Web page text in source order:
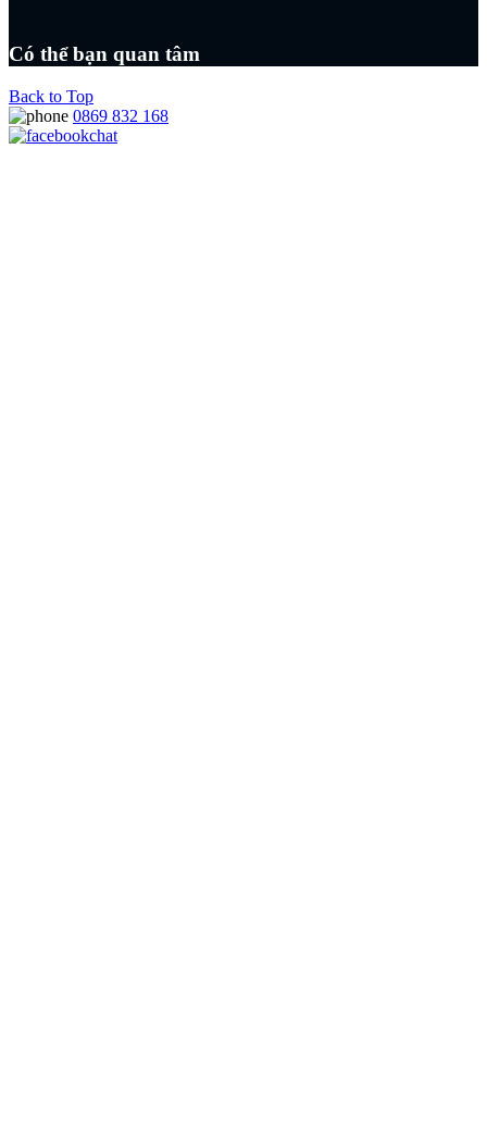
Có thể bạn quan tâm
Back to Top
0869 832 168